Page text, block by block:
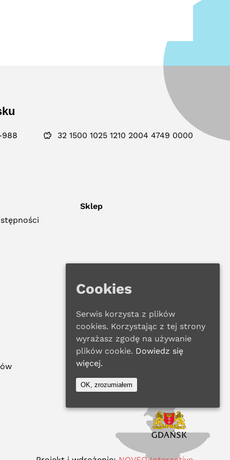
988 32 1500 1025 1210 2004 4749 0000
Sklep
Cookies
Serwis korzysta z plików
cookies. Korzystając z tej strony
wyrażasz zgodę na używanie
plików cookie. Dowiedz się
więcej.
OK, zrozumiałem